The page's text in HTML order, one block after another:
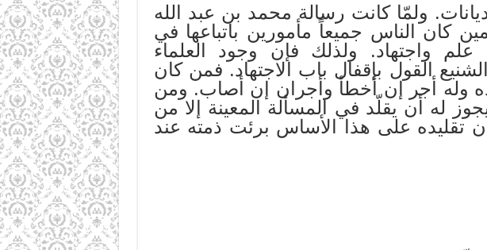
ولمّا كانت رسالة محمد بن عبد الله
كان الناس جميعاً مأمورين باتباعها في
علم واجتهاد. ولذلك فإن وجود العلماء
القول بإقفال باب الاجتهاد. فمن كان
وله أجر إن أخطأ وأجران إن أصاب. ومن
له أن يقلّد في المسألة المعينة إلا من
تقليده على هذا الأساس برئت ذمته عند